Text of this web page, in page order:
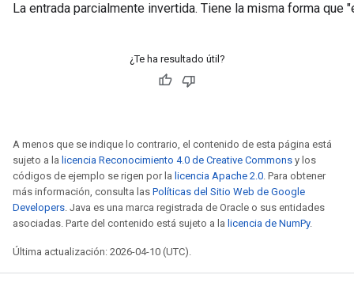
La entrada parcialmente invertida. Tiene la misma forma que
¿Te ha resultado útil?
A menos que se indique lo contrario, el contenido de esta página está
sujeto a la licencia Reconocimiento 4.0 de Creative Commons y los
códigos de ejemplo se rigen por la licencia Apache 2.0. Para obtener
más información, consulta las Políticas del Sitio Web de Google
Developers. Java es una marca registrada de Oracle o sus entidades
asociadas. Parte del contenido está sujeto a la licencia de NumPy.
Última actualización: 2026-04-10 (UTC).